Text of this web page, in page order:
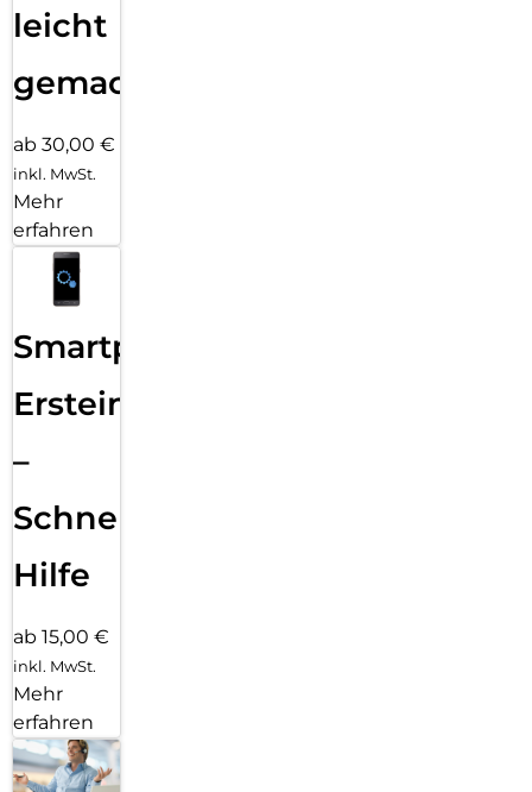
leicht
gemacht!
ab 30,00 €
inkl. MwSt.
Mehr
erfahren
Smartphone
Ersteinrichtung
–
Schnelle
Hilfe
ab 15,00 €
inkl. MwSt.
Mehr
erfahren